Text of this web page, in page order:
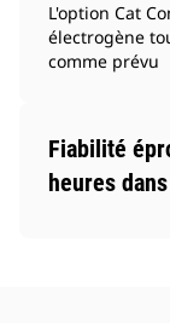
L'option Cat
électrogène
comme prévu
Fiabilité
heures